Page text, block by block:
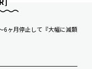
6ヶ月停止して『大幅に減額